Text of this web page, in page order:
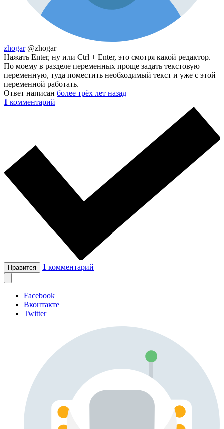
zhogar @zhogar
Нажать Enter, ну или Ctrl + Enter, это смотря какой редактор.
По моему в разделе переменных проще задать текстовую
переменную, туда поместить необходимый текст и уже с этой
переменной работать.
Ответ написан более трёх лет назад
1 комментарий
Нравится 1 комментарий
Facebook
Вконтакте
Twitter